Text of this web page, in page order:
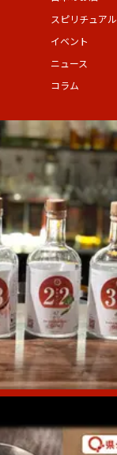
スピリチュアル
イベント
ニュース
コラム